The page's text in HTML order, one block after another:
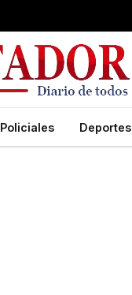
Policiales Deportes